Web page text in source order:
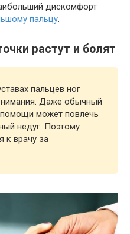
дискомфорт
пальцу.
растут и болят
пальцев ног
Даже обычный
помощи может повлечь
недуг. Поэтому
к врачу за